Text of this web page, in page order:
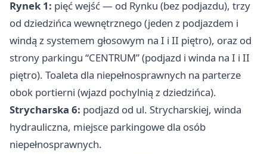
Rynek 1: pięć wejść — od Rynku (bez podjazdu), trzy
od dziedzińca wewnętrznego (jeden z podjazdem i
windą z systemem głosowym na I i II piętro), oraz od
strony parkingu “CENTRUM” (podjazd i winda na I i II
piętro). Toaleta dla niepełnosprawnych na parterze
obok portierni (wjazd pochylnią z dziedzińca).
Strycharska 6: podjazd od ul. Strycharskiej, winda
hydrauliczna, miejsce parkingowe dla osób
niepełnosprawnych.